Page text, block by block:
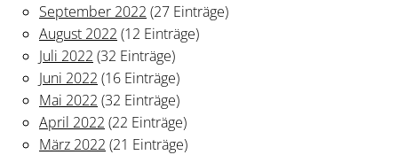
September 2022 (27 Einträge)
August 2022 (12 Einträge)
Juli 2022 (32 Einträge)
Juni 2022 (16 Einträge)
Mai 2022 (32 Einträge)
April 2022 (22 Einträge)
März 2022 (21 Einträge)